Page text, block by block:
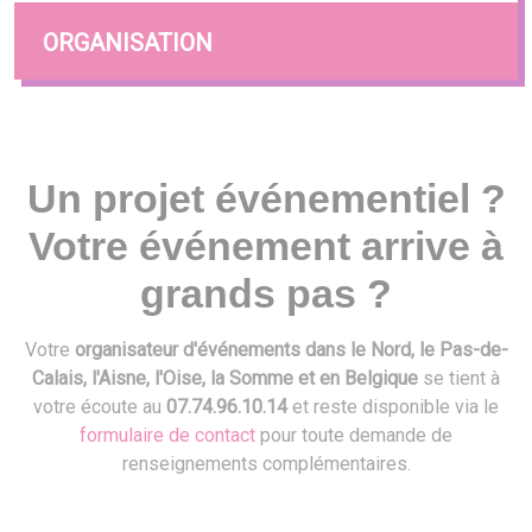
ORGANISATION
Un projet événementiel ?
Votre événement arrive à
grands pas ?
Votre organisateur d'événements dans le Nord, le Pas-de-
Calais, l'Aisne, l'Oise, la Somme et en Belgique se tient à
votre écoute au 07.74.96.10.14et reste disponible via le
formulaire de contact pour toute demande de
renseignements complémentaires.